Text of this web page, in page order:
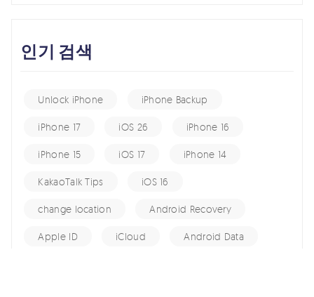
인기 검색
Unlock iPhone iPhone Backup
iPhone 17 iOS 26 iPhone 16
iPhone 15 iOS 17 iPhone 14
KakaoTalk Tips iOS 16
change location Android Recovery
Apple ID iCloud Android Data